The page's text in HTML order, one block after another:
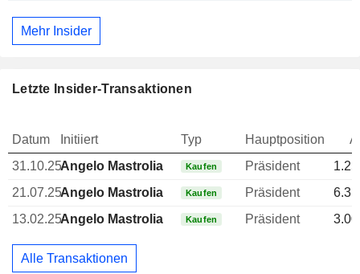
Mehr Insider
Letzte Insider-Transaktionen
Datum Initiiert Typ Hauptposition
31.10.25Angelo Mastrolia Kaufen Präsident
21.07.25Angelo Mastrolia Kaufen Präsident
13.02.25Angelo Mastrolia Kaufen Präsident
Alle Transaktionen